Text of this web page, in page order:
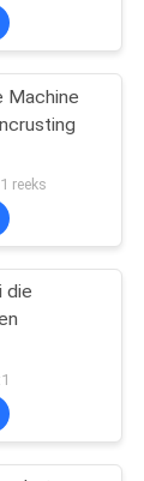
Machine
reeks
die